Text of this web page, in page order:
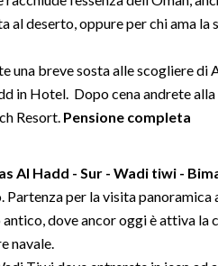
deserto, oppure per chi ama la
una breve sosta alle scogliere di
in Hotel. Dopo cena andrete
Resort. Pensione completa
Al Hadd - Sur - Wadi tiwi -
Partenza per la visita
dove ancor oggi è attiva
navale.